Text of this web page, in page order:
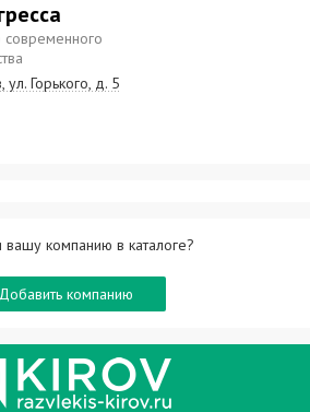
современного
ул. Горького, д. 5
компанию в каталоге?
Добавить компанию